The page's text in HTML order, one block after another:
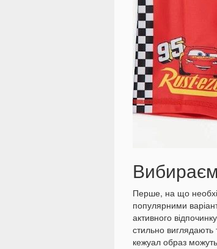
Перше, на що
популярними
активного
стильно
кежуал образ